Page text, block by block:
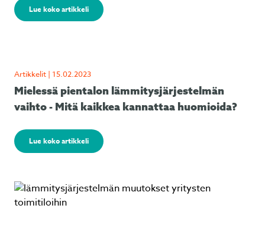
Lue koko artikkeli
Artikkelit | 15.02.2023
Mielessä pientalon lämmitysjärjestelmän
vaihto - Mitä kaikkea kannattaa huomioida?
Lue koko artikkeli